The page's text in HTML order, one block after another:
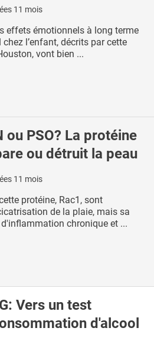
11 mois
effets émotionnels à long terme
l’enfant, décrits par cette
vont bien ...
ou PSO? La protéine
ou détruit la peau
11 mois
protéine, Rac1, sont
de la plaie, mais sa
chronique et ...
Vers un test
d'alcool